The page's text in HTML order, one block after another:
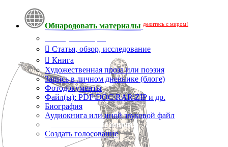
Обнародовать материалы делитесь с миром!
Статья, обзор, исследование
Книга
Художественная проза или поэзия
Запись в личном дневнике (блоге)
Фотодокументы
Файл(ы): PDF\DOC\RAR\ZIP и др.
Биография
Аудиокнига или иной звуковой файл
Дополнительные опции:
Создать голосование